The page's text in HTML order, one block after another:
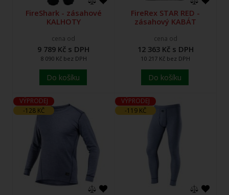
FireShark - zásahové
KALHOTY
cena od
9 789 Kč s DPH
8 090 Kč bez DPH
Do košíku
FireRex STAR RED -
zásahový KABÁT
cena od
12 363 Kč s DPH
10 217 Kč bez DPH
Do košíku
VÝPRODEJ
-128 KČ
VÝPRODEJ
-119 KČ